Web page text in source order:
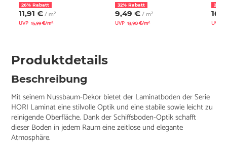
26% Rabatt
11,91 €/ m²
UVP 15,99 €/m²
32% Rabatt
9,49 €/ m²
UVP 13,90 €/m²
22%
UVP
Produktdetails
Beschreibung
Mit seinem Nussbaum-Dekor bietet der Laminatboden der Serie
HORI Laminat eine stilvolle Optik und eine stabile sowie leicht zu
reinigende Oberfläche. Dank der Schiffsboden-Optik schafft
dieser Boden in jedem Raum eine zeitlose und elegante
Atmosphäre.